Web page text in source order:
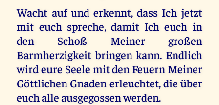
Wacht auf und erkennt, dass Ich jetzt
mit euch spreche, damit Ich euch in
den Schoß Meiner großen
Barmherzigkeit bringen kann. Endlich
wird eure Seele mit den Feuern Meiner
Göttlichen Gnaden erleuchtet, die über
euch alle ausgegossen werden.